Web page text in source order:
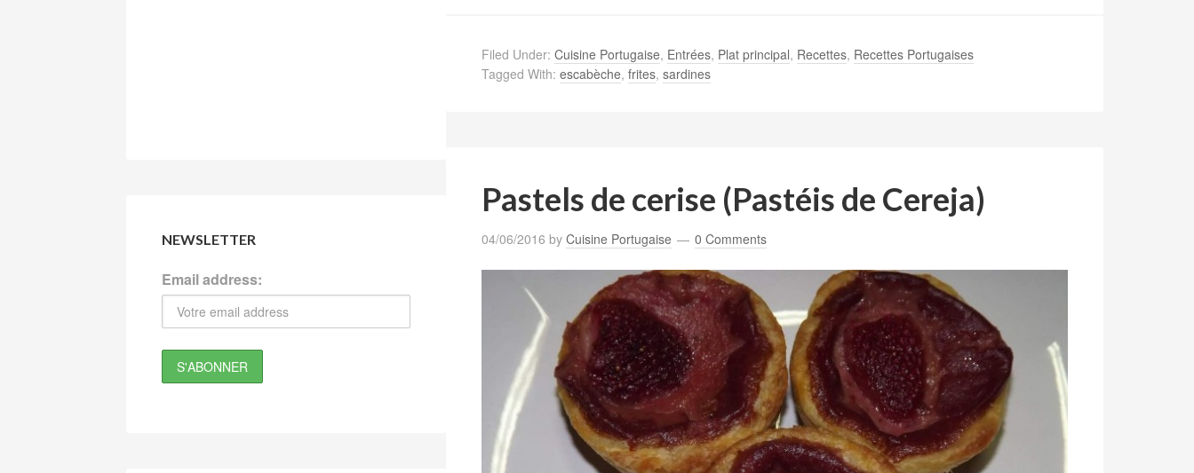
Filed Under: Cuisine Portugaise, Entrées, Plat principal, Recettes, Recettes Portugaises
Tagged With: escabèche, frites, sardines
Pastels de cerise (Pastéis de Cereja)
04/06/2016 by Cuisine Portugaise 0 Comments
NEWSLETTER
Email address: